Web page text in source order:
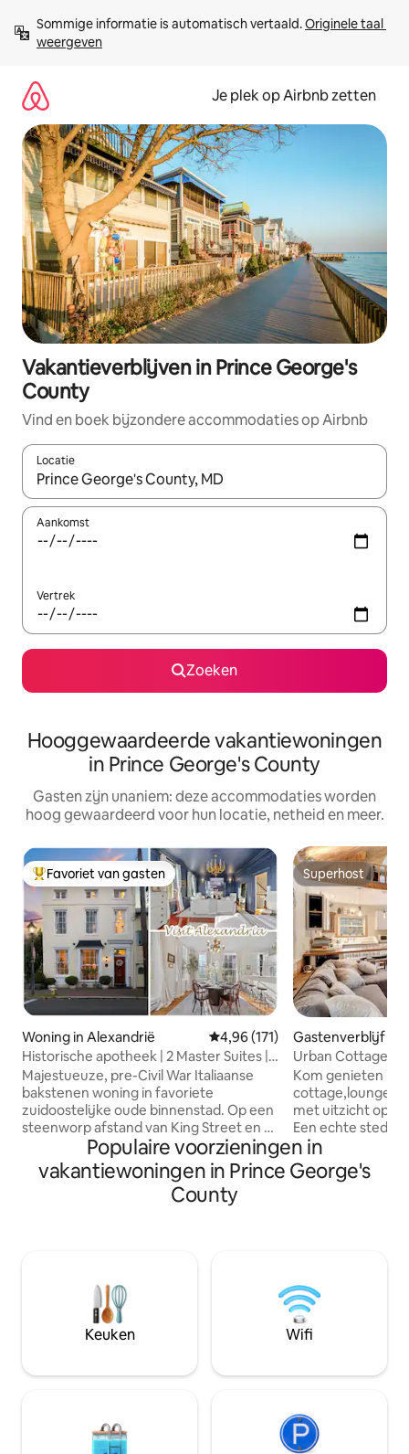
direct
naar
Sommige informatie is automatisch vertaald. Originele taal
weergeven
Je plek op Airbnb zetten
Vakantieverblijven in Prince George's
County
Vind en boek bijzondere accommodaties op Airbnb
Locatie
Wanneer er resultaten beschikbaar zijn, maak je een keuze
Aankomst
Vertrek
Zoeken
Hooggewaardeerde vakantiewoningen
in Prince George's County
Gasten zijn unaniem: deze accommodaties worden
hoog gewaardeerd voor hun locatie, netheid en meer.
Topfavoriet van gasten
Favoriet van gasten
Woning in Alexandrië Gemiddelde beoordeling van
4,96 (171)
Historische apotheek | 2 Master Suites |
Old Town
Majestueuze, pre-Civil War Italiaanse
bakstenen woning in favoriete
zuidoostelijke oude binnenstad. Op een
steenworp afstand van King Street en 2
blokken naar de waterkant, locatie is
onverslaanbaar! Deze woning met drie
verdiepingen, opgericht in de jaren 1800,
diende als voormalig apotheek. Nieuwe
Suites 4K 65 inch tv 's met streaming Hi-
Speed Internet Dedicated Workspace
24-uurs self check-in
Wasmachine/droger Gratis parkeren op
Superhost
Superhost
Gastenverblijf in
ngton
Urban Cottage,
van DC/National
Kom genieten in
cottage,lounge
met uitzicht op
Een echte
een uitstekende locatie!
paar straten
Resort / Casino,
van het
en de
koude maanden
Populaire voorzieningen in
vakantiewoningen in Prince George's
County
Keuken Wifi